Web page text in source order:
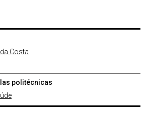
Costa
politécnicas